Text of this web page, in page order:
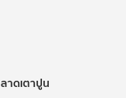
าดเตาปูน